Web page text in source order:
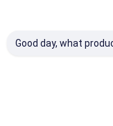
Good day, what